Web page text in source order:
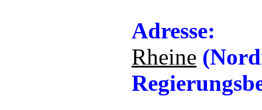
Adresse:
Rheine